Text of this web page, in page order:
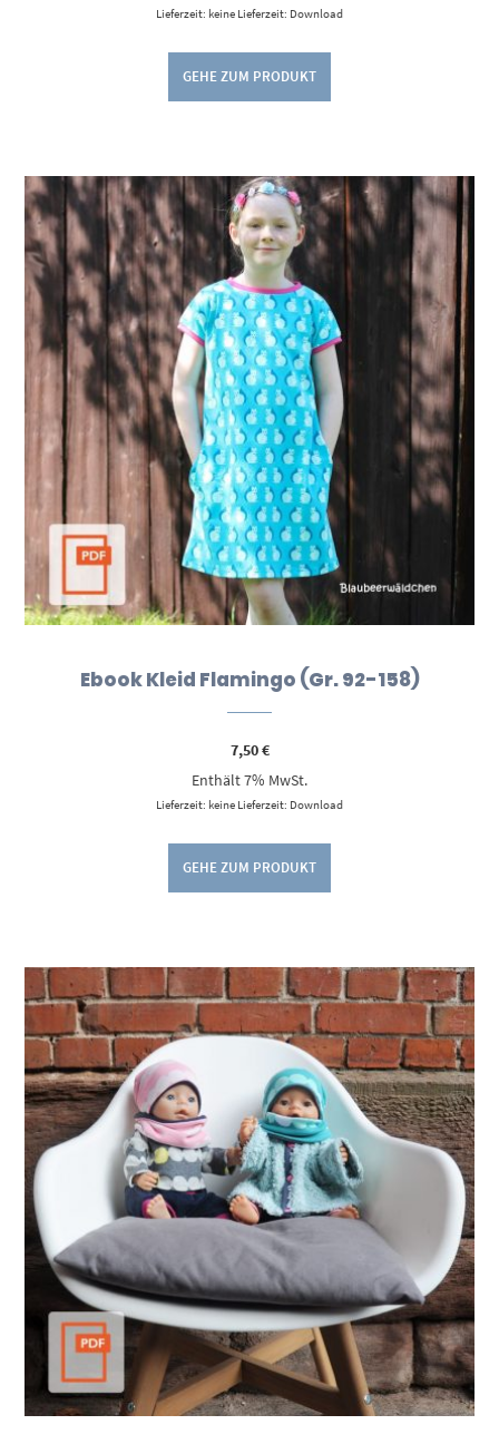
Lieferzeit: keine Lieferzeit: Download
GEHE ZUM PRODUKT
Ebook Kleid Flamingo (Gr. 92-158)
7,50€
Enthält 7% MwSt.
Lieferzeit: keine Lieferzeit: Download
GEHE ZUM PRODUKT